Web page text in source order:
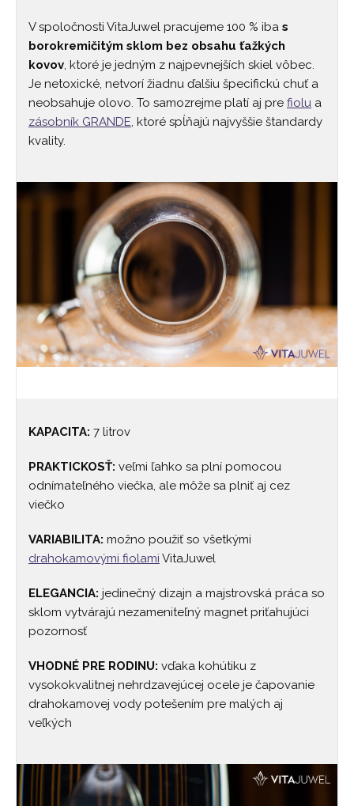
V spoločnosti VitaJuwel pracujeme 100 % iba s
borokremičitým sklom bez obsahu ťažkých
kovov, ktoré je jedným z najpevnejších skiel vôbec.
Je netoxické, netvorí žiadnu ďalšiu špecifickú chuť a
neobsahuje olovo. To samozrejme platí aj pre fiolu a
zásobník GRANDE, ktoré spĺňajú najvyššie štandardy
kvality.
KAPACITA: 7 litrov
PRAKTICKOSŤ: veľmi ľahko sa plní pomocou
odnímateľného viečka, ale môže sa plniť aj cez
viečko
VARIABILITA: možno použiť so všetkými
drahokamovými fiolami VitaJuwel
ELEGANCIA: jedinečný dizajn a majstrovská práca so
sklom vytvárajú nezameniteľný magnet priťahujúci
pozornosť
VHODNÉ PRE RODINU: vďaka kohútiku z
vysokokvalitnej nehrdzavejúcej ocele je čapovanie
drahokamovej vody potešením pre malých aj
veľkých